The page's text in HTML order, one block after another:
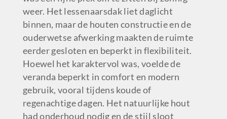
weer. Het lessenaarsdak liet daglicht
binnen, maar de houten constructie en de
ouderwetse afwerking maakten de ruimte
eerder gesloten en beperkt in flexibiliteit.
Hoewel het karaktervol was, voelde de
veranda beperkt in comfort en modern
gebruik, vooral tijdens koude of
regenachtige dagen. Het natuurlijke hout
had onderhoud nodig en de stijl sloot